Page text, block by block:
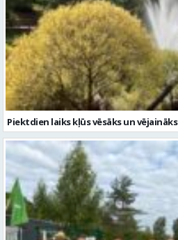
Piektdien laiks kļūs vēsāks un vējaināks